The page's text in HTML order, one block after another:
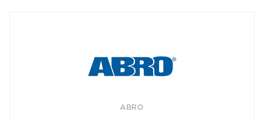
ABRO